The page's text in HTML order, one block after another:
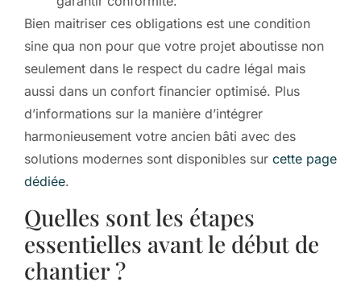
Bien maitriser ces obligations est une condition
sine qua non pour que votre projet aboutisse non
seulement dans le respect du cadre légal mais
aussi dans un confort financier optimisé. Plus
d’informations sur la manière d’intégrer
harmonieusement votre ancien bâti avec des
solutions modernes sont disponibles sur cette page
dédiée.
Quelles sont les étapes
essentielles avant le début de
chantier ?